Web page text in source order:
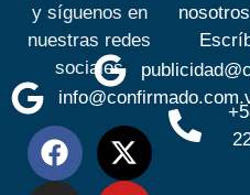
y síguenos en
nuestras redes
sociales